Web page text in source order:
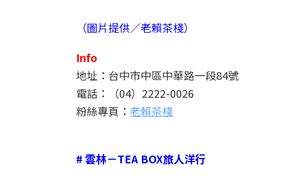
（圖片提供／老賴茶棧）
Info
地址：台中市中區中華路一段84號
電話：（04）2222-0026
粉絲專頁： 老賴茶棧
# 雲林－TEA BOX旅人洋行